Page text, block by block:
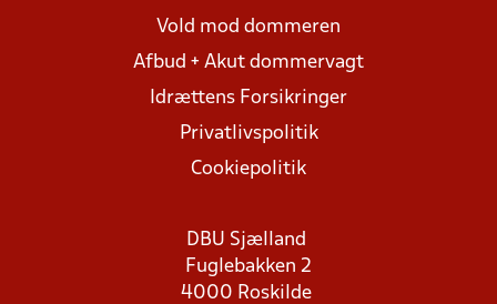
Vold mod dommeren
Afbud + Akut dommervagt
Idrættens Forsikringer
Privatlivspolitik
Cookiepolitik
DBU Sjælland
Fuglebakken 2
4000 Roskilde